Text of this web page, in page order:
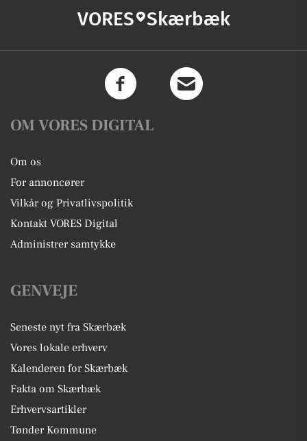
VORES Skærbæk
OM VORES DIGITAL
Om os
For annoncører
Vilkår og Privatlivspolitik
Kontakt VORES Digital
Administrer samtykke
GENVEJE
Seneste nyt fra Skærbæk
Vores lokale erhverv
Kalenderen for Skærbæk
Fakta om Skærbæk
Erhvervsartikler
Tønder Kommune